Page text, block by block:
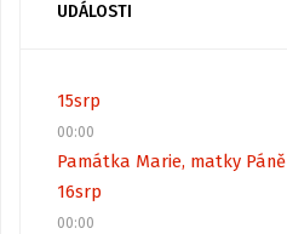
UDÁLOSTI
15srp
00:00
Památka Marie, matky Páně
16srp
00:00